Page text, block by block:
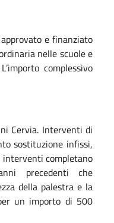
e finanziato
nelle scuole e
complessivo
Cervia. Interventi di
sostituzione infissi,
completano
precedenti che
della palestra e la
un importo di 500